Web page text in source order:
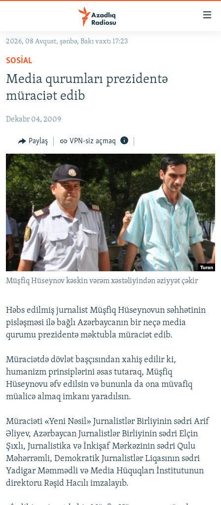
Əsas
qayıt
Əsas
naviqasiyaya
qayıt
Axtarışa
GÜNDƏM
#İZAHLA
KORRUPSIOMETR
FƏRQƏ BAX
QANUNI DOĞRU
ARAŞDIRMA
MULTIMEDIA
VIDEO
FOTOQALEREYA
İNFOQRAFIKA
KARIKATURA
RADIO ARXIV
OXU ZALI
AZƏRBAYCAN ƏDƏBIYYATI KITABXANASI
İSLAM VƏ DEMOKRATIYA
İZ - MƏDƏNIYYƏT PROQRAMI
HAQQIMIZDA
MISSIYAMIZ
PEŞƏ ETIKASI VƏ JURNALISTIKA STANDARTLARIMIZ
MATERIALLARIMIZDAN ISTIFADƏ
AZADLIQRADIOSU MOBIL TELEFONUNUZDA
XƏBƏR BÜLLETENLƏRIMIZ
BIZI IZLƏ
RFE/RL-in bütün saytları
2026, 08 Avqust, şənbə, Bakı vaxtı 17:23
SOSIAL
Media qurumları prezidentə
müraciət edib
Dekabr 04, 2009
Paylaş VPN-siz açmaq
Müşfiq Hüseynov kəskin vərəm xəstəliyindən əziyyət çəkir
Həbs edilmiş jurnalist Müşfiq Hüseynovun səhhətinin
pisləşməsi ilə bağlı Azərbaycanın bir neçə media
qurumu prezidentə məktubla müraciət edib.
Müraciətdə dövlət başçısından xahiş edilir ki,
humanizm prinsiplərini əsas tutaraq, Müşfiq
Hüseynovu əfv edilsin və bununla da ona müvafiq
müalicə almaq imkanı yaradılsın.
Müraciəti «Yeni Nəsil» Jurnalistlər Birliyinin sədri Arif
Əliyev, Azərbaycan Jurnalistlər Birliyinin sədri Elçin
Şıxlı, Jurnalistika və İnkişaf Mərkəzinin sədri Qulu
Məhərrəmli, Demokratik Jurnalistlər Liqasının sədri
Yadigar Məmmədli və Media Hüquqları İnstitutunun
direktoru Rəşid Hacılı imzalayıb.